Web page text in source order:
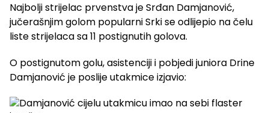
Najbolji strijelac prvenstva je Srđan Damjanović,
jučerašnjim golom popularni Srki se odlijepio na čelu
liste strijelaca sa 11 postignutih golova.
O postignutom golu, asistenciji i pobjedi juniora Drine
Damjanović je poslije utakmice izjavio: